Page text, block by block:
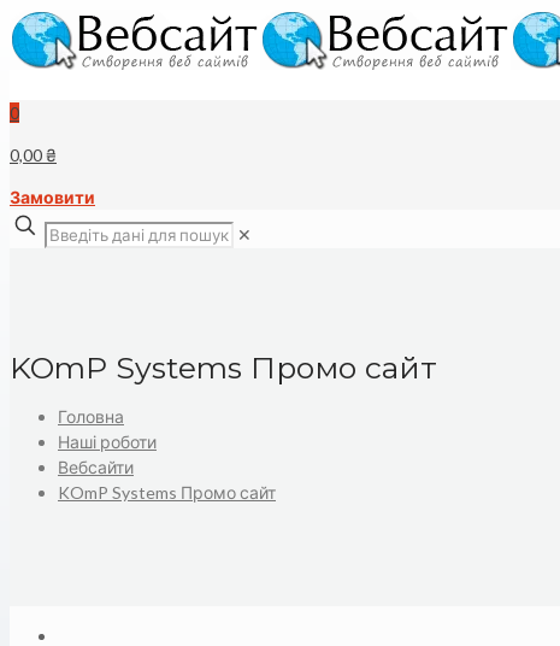
0
0,00 ₴
Замовити
✕
KOmP Systems Промо сайт
Головна
Наші роботи
Вебсайти
KOmP Systems Промо сайт